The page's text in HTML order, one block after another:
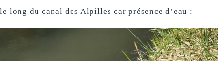
le long du canal des Alpilles car présence d’eau :